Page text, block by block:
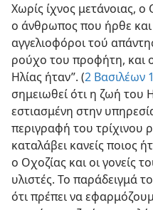
Χωρίς ίχνος μετάνοιας,
ο άνθρωπος που ήρθε και
αγγελιοφόροι τού
ρούχο του προφήτη, και
Ηλίας ήταν”. (2 Βασιλέων
σημειωθεί ότι η ζωή του
εστιασμένη στην
περιγραφή του τρίχινου
καταλάβει κανείς ποιος
ο Οχοζίας και οι γονείς
υλιστές. Το παράδειγμά
ότι πρέπει να